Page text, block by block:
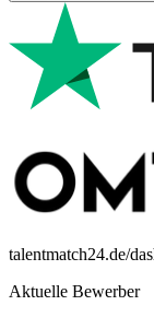
talentmatch24.de/
Aktuelle Bewerber